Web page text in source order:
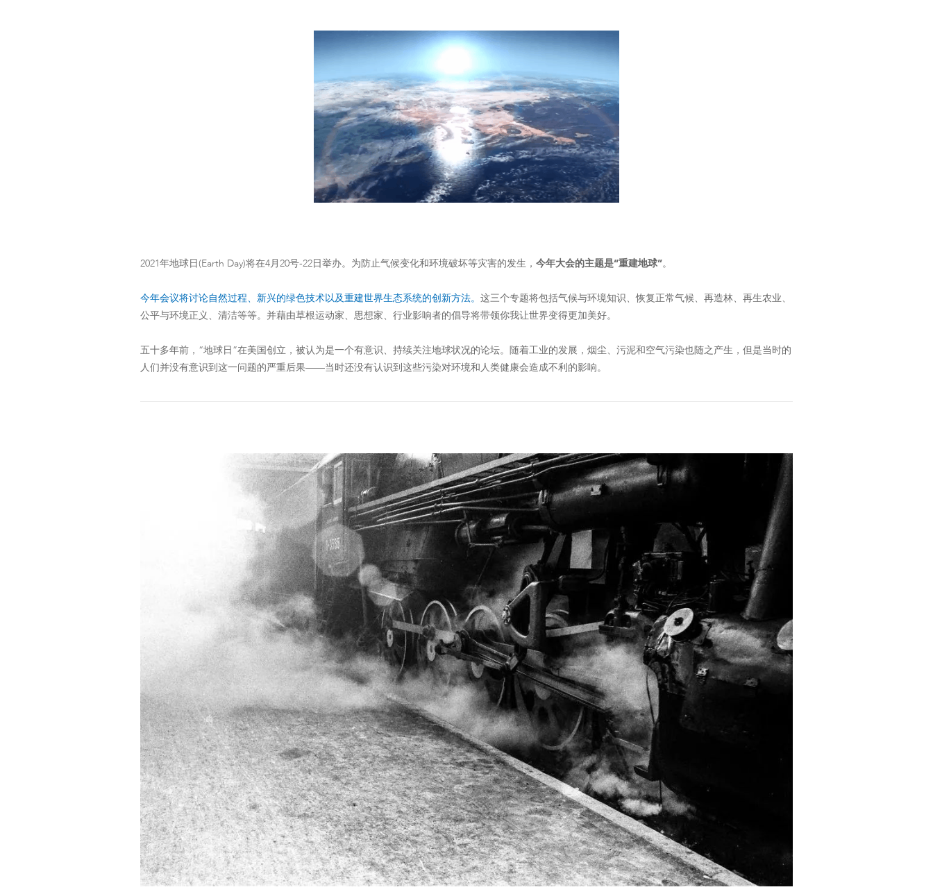
2021年地球日(Earth Day)将在4月20号-22日举办。为防止气候变化和环境破坏等灾害的发生， 今年大会的主题是“重建地球”。
今年会议将讨论自然过程、新兴的绿色技术以及重建世界生态系统的创新方法。 这三个专题将包括气候与环境知识、恢复正常气候、再造林、再生农业、
公平与环境正义、清洁等等。并藉由草根运动家、思想家、行业影响者的倡导将带领你我让世界变得更加美好。
五十多年前，“地球日”在美国创立，被认为是一个有意识、持续关注地球状况的论坛。随着工业的发展，烟尘、污泥和空气污染也随之产生，但是当时的
人们并没有意识到这一问题的严重后果——当时还没有认识到这些污染对环境和人类健康会造成不利的影响。